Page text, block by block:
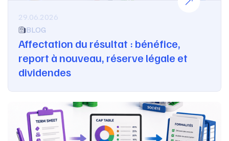
29.06.2026
BLOG
Affectation du résultat : bénéfice,
report à nouveau, réserve légale et
dividendes